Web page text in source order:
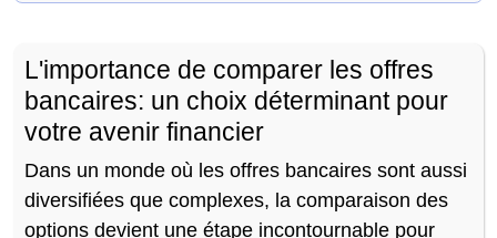
L'importance de comparer les offres
bancaires: un choix déterminant pour
votre avenir financier
Dans un monde où les offres bancaires sont aussi
diversifiées que complexes, la comparaison des
options devient une étape incontournable pour